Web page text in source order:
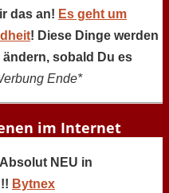
das an! Es geht um
! Diese Dinge werden
sobald Du es
Ende*
im Internet
NEU in
Bytnex